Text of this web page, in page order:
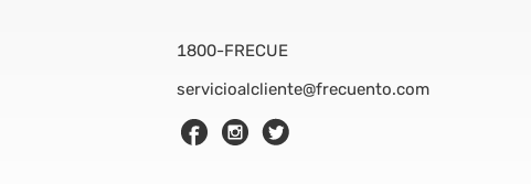
1800-FRECUE
servicioalcliente@frecuento.com